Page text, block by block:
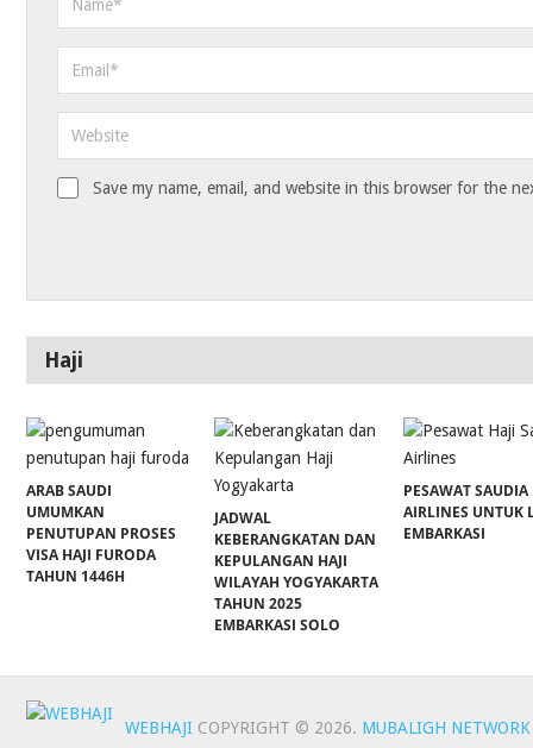
Save my name, email, and website in this browser for the
Haji
ARAB SAUDI
UMUMKAN
PENUTUPAN PROSES
VISA HAJI FURODA
TAHUN 1446H
JADWAL
KEBERANGKATAN DAN
KEPULANGAN HAJI
WILAYAH YOGYAKARTA
TAHUN 2025
EMBARKASI SOLO
PESAWAT SAUDIA
AIRLINES UNTUK
EMBARKASI
WEBHAJICOPYRIGHT © 2026. MUBALIGH NETWORK